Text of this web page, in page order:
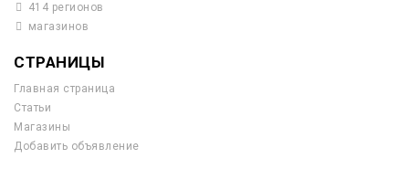
414 регионов
магазинов
СТРАНИЦЫ
Главная страница
Статьи
Магазины
Добавить объявление